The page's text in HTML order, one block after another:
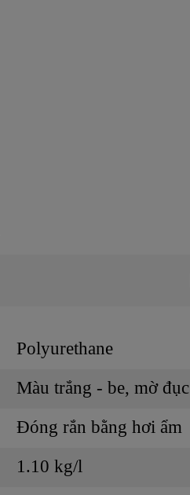
Polyurethane
Màu trắng - be, mờ đục
Đóng rắn bằng hơi ẩm
1.10 kg/l